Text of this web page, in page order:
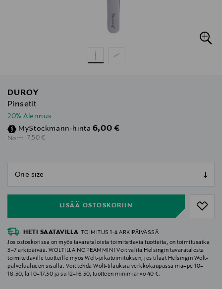
DUROY
Pinsetit
20% Alennus
MyStockmann-hinta Discounted Price
6,00 €
Norm. Original Price
7,50 €
LISÄÄ OSTOSKORIIN
null
HETI SAATAVILLA TOIMITUS 1-4 ARKIPÄIVÄSSÄ
Jos ostoskorissa on myös tavarataloista toimitettavia tuotteita, on toimitusaika
3–7 arkipäivää. WOLTILLA NOPEAMMIN! Voit valita Helsingin tavaratalosta
toimitettaville tuotteille myös Wolt-pikatoimituksen, jos tilaat Helsingin Wolt-
palvelualueen sisällä. Voit tehdä Wolt-tilauksia verkkokaupassa ma–pe 10–
18.30, la 10–17.30 ja su 12–16.30, tuotteen minimiarvo 40 €.